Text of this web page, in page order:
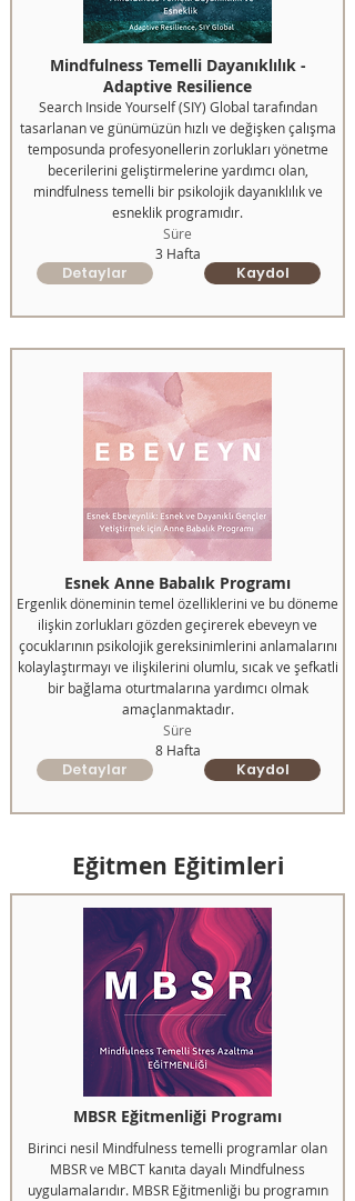
Mindfulness Temelli Dayanıklılık -
Adaptive Resilience
Search Inside Yourself (SIY) Global tarafından
tasarlanan ve günümüzün hızlı ve değişken çalışma
temposunda profesyonellerin zorlukları yönetme
becerilerini geliştirmelerine yardımcı olan,
mindfulness temelli bir psikolojik dayanıklılık ve
esneklik programıdır.
Süre
3 Hafta
Detaylar Kaydol
Esnek Anne Babalık Programı
Ergenlik döneminin temel özelliklerini ve bu döneme
ilişkin zorlukları gözden geçirerek ebeveyn ve
çocuklarının psikolojik gereksinimlerini anlamalarını
kolaylaştırmayı ve ilişkilerini olumlu, sıcak ve şefkatli
bir bağlama oturtmalarına yardımcı olmak
amaçlanmaktadır.
Süre
8 Hafta
Detaylar Kaydol
Eğitmen Eğitimleri
MBSR Eğitmenliği Programı
Birinci nesil Mindfulness temelli programlar olan
MBSR ve MBCT kanıta dayalı Mindfulness
uygulamalarıdır. MBSR Eğitmenliği bu programın